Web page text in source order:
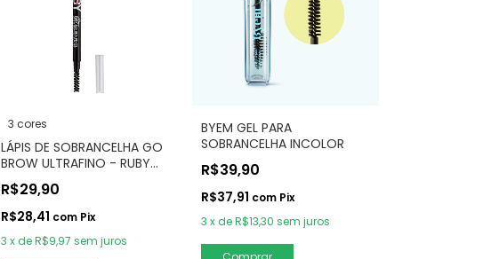
3 cores
LÁPIS DE SOBRANCELHA GO
BROW ULTRAFINO - RUBY
KISSES
R$29,90
R$28,41 com Pix
3 xdeR$9,97 sem juros
BYEM GEL PARA
SOBRANCELHA INCOLOR
R$39,90
R$37,91 com Pix
3 xdeR$13,30 sem juros